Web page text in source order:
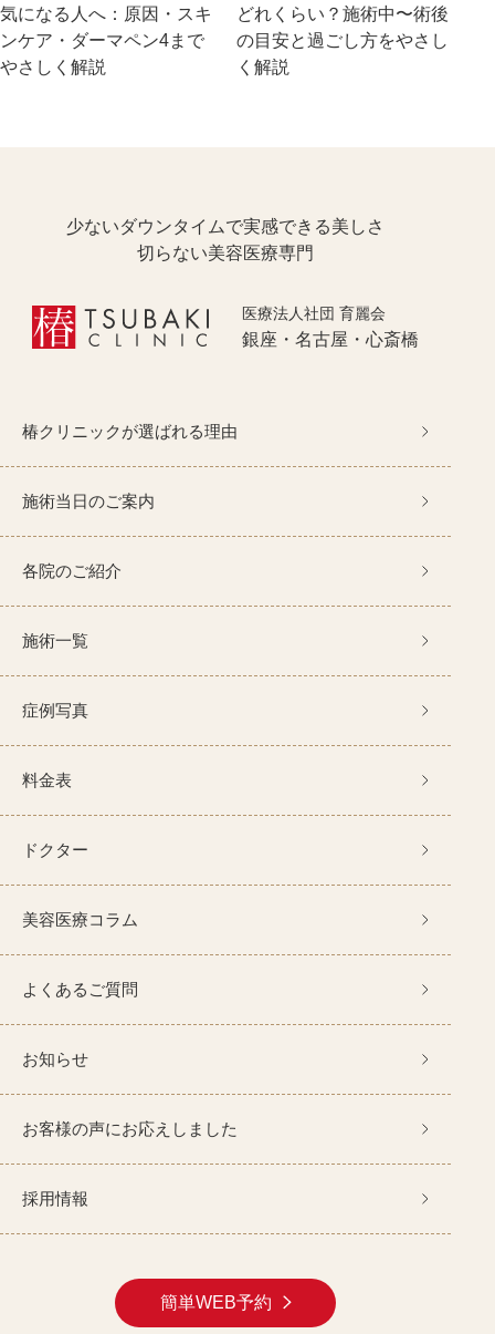
気になる人へ：原因・スキ
ンケア・ダーマペン4まで
やさしく解説
どれくらい？施術中〜術後
の目安と過ごし方をやさし
く解説
少ないダウンタイムで実感できる美しさ
切らない美容医療専門
医療法人社団 育麗会
銀座・名古屋・心斎橋
簡単WEB予約
椿クリニックが選ばれる理由
施術当日のご案内
各院のご紹介
施術一覧
症例写真
料金表
ドクター
美容医療コラム
よくあるご質問
お知らせ
お客様の声にお応えしました
採用情報